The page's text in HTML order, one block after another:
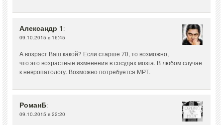
Александр 1:
09.10.2015 в 16:45
А возраст Ваш какой? Если старше 70, то возможно,
что это возрастные изменения в сосудах мозга. В любом случае
к невропатологу. Возможно потребуется МРТ.
РоманБ:
09.10.2015 в 22:20